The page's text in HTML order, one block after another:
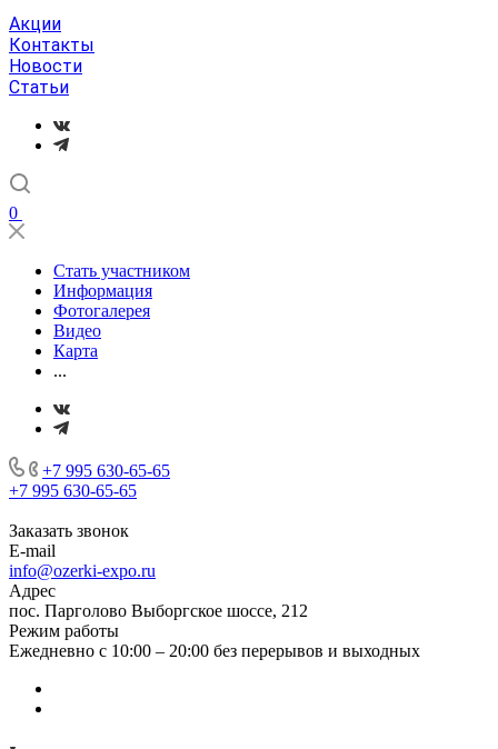
Акции
Контакты
Новости
Статьи
0
Стать участником
Информация
Фотогалерея
Видео
Карта
...
+7 995 630-65-65
+7 995 630-65-65
Заказать звонок
E-mail
info@ozerki-expo.ru
Адрес
пос. Парголово Выборгское шоссе, 212
Режим работы
Ежедневно с 10:00 – 20:00 без перерывов и выходных